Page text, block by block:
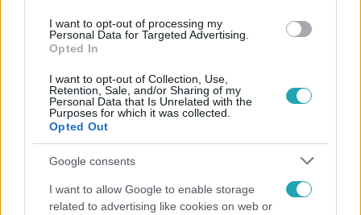
I want to opt-out of processing my
Personal Data for Targeted Advertising.
Opted In
I want to opt-out of Collection, Use,
Retention, Sale, and/or Sharing of my
Personal Data that Is Unrelated with the
Purposes for which it was collected.
Opted Out
Google consents
I want to allow Google to enable storage
related to advertising like cookies on web or
HÍRADÓ #FESZTIVÁL #BALATON SOUND
SÉRÜLTEK
Népszerű